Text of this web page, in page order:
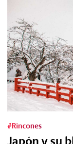
#Rincones